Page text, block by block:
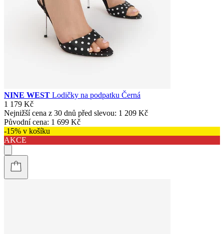
NINE WEST Lodičky na podpatku Černá
1 179 Kč
Nejnižší cena z 30 dnů před slevou: 1 209 Kč
Původní cena: 1 699 Kč
-15% v košíku
AKCE